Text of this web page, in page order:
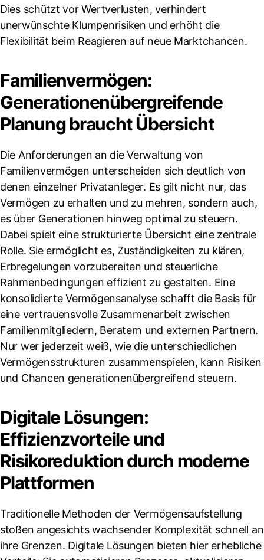
Dies schützt vor Wertverlusten, verhindert
unerwünschte Klumpenrisiken und erhöht die
Flexibilität beim Reagieren auf neue Marktchancen.
Familienvermögen:
Generationenübergreifende
Planung braucht Übersicht
Die Anforderungen an die Verwaltung von
Familienvermögen unterscheiden sich deutlich von
denen einzelner Privatanleger. Es gilt nicht nur, das
Vermögen zu erhalten und zu mehren, sondern auch,
es über Generationen hinweg optimal zu steuern.
Dabei spielt eine strukturierte Übersicht eine zentrale
Rolle. Sie ermöglicht es, Zuständigkeiten zu klären,
Erbregelungen vorzubereiten und steuerliche
Rahmenbedingungen effizient zu gestalten. Eine
konsolidierte Vermögensanalyse schafft die Basis für
eine vertrauensvolle Zusammenarbeit zwischen
Familienmitgliedern, Beratern und externen Partnern.
Nur wer jederzeit weiß, wie die unterschiedlichen
Vermögensstrukturen zusammenspielen, kann Risiken
und Chancen generationenübergreifend steuern.
Digitale Lösungen:
Effizienzvorteile und
Risikoreduktion durch moderne
Plattformen
Traditionelle Methoden der Vermögensaufstellung
stoßen angesichts wachsender Komplexität schnell an
ihre Grenzen. Digitale Lösungen bieten hier erhebliche